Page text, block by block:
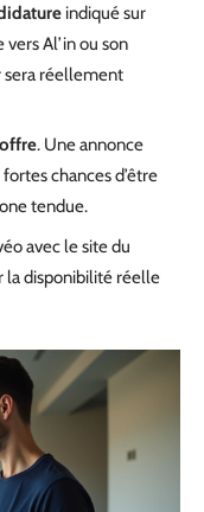
indiqué sur
vers Al’in ou son
sera réellement
. Une annonce
chances d’être
tendue.
avec le site du
la disponibilité réelle